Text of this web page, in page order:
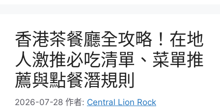
香港茶餐廳全攻略！在地
人激推必吃清單、菜單推
薦與點餐潛規則
2026-07-28 作者: Central Lion Rock